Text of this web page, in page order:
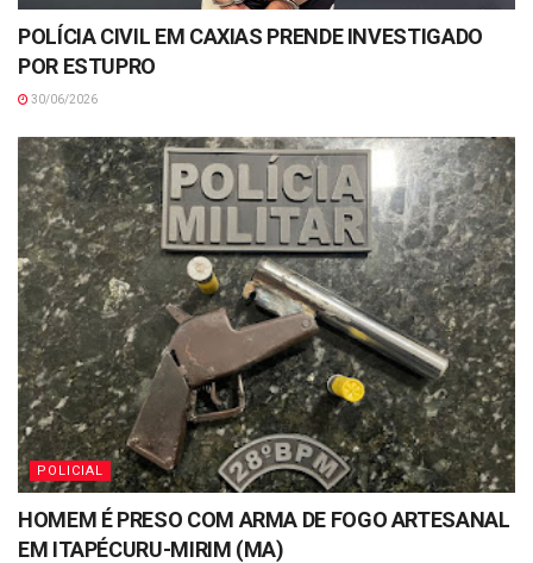
POLÍCIA CIVIL EM CAXIAS PRENDE INVESTIGADO
POR ESTUPRO
30/06/2026
POLICIAL
HOMEM É PRESO COM ARMA DE FOGO ARTESANAL
EM ITAPÉCURU-MIRIM (MA)